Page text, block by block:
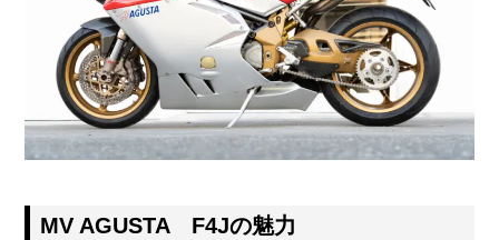
MV AGUSTA F4Jの魅力